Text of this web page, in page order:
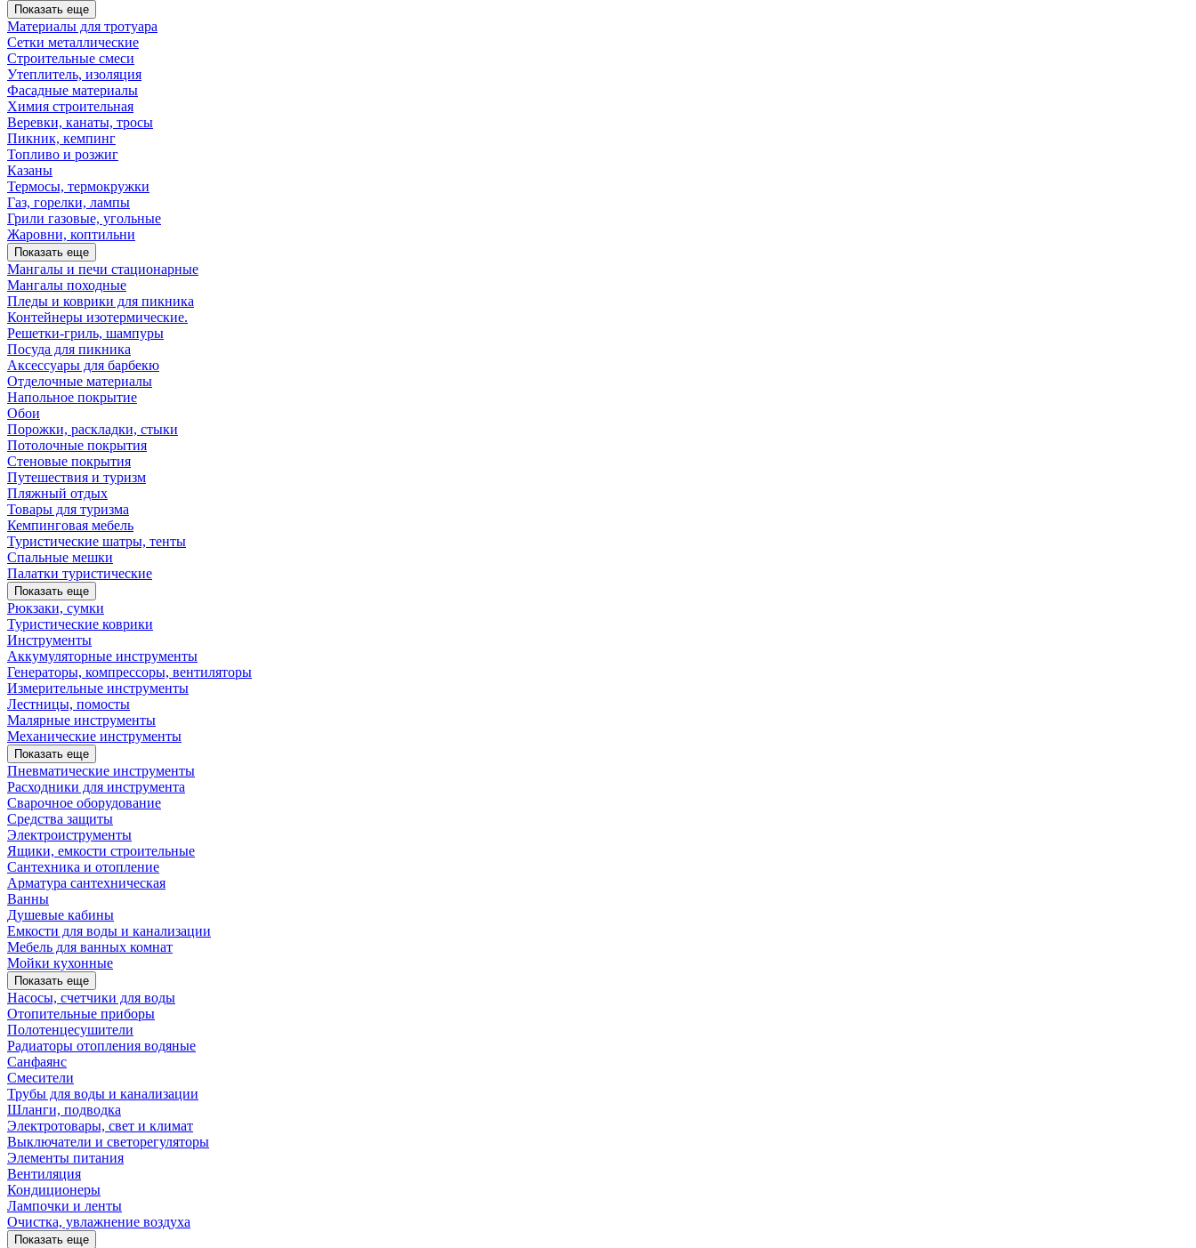
Показать еще
Материалы для тротуара
Сетки металлические
Строительные смеси
Утеплитель, изоляция
Фасадные материалы
Химия строительная
Веревки, канаты, тросы
Пикник, кемпинг
Топливо и розжиг
Казаны
Термосы, термокружки
Газ, горелки, лампы
Грили газовые, угольные
Жаровни, коптильни
Показать еще
Мангалы и печи стационарные
Мангалы походные
Пледы и коврики для пикника
Контейнеры изотермические.
Решетки-гриль, шампуры
Посуда для пикника
Аксессуары для барбекю
Отделочные материалы
Напольное покрытие
Обои
Порожки, раскладки, стыки
Потолочные покрытия
Стеновые покрытия
Путешествия и туризм
Пляжный отдых
Товары для туризма
Кемпинговая мебель
Туристические шатры, тенты
Спальные мешки
Палатки туристические
Показать еще
Рюкзаки, сумки
Туристические коврики
Инструменты
Аккумуляторные инструменты
Генераторы, компрессоры, вентиляторы
Измерительные инструменты
Лестницы, помосты
Малярные инструменты
Механические инструменты
Показать еще
Пневматические инструменты
Расходники для инструмента
Сварочное оборудование
Средства защиты
Электроиструменты
Ящики, емкости строительные
Сантехника и отопление
Арматура сантехническая
Ванны
Душевые кабины
Емкости для воды и канализации
Мебель для ванных комнат
Мойки кухонные
Показать еще
Насосы, счетчики для воды
Отопительные приборы
Полотенцесушители
Радиаторы отопления водяные
Санфаянс
Смесители
Трубы для воды и канализации
Шланги, подводка
Электротовары, свет и климат
Выключатели и светорегуляторы
Элементы питания
Вентиляция
Кондиционеры
Лампочки и ленты
Очистка, увлажнение воздуха
Показать еще